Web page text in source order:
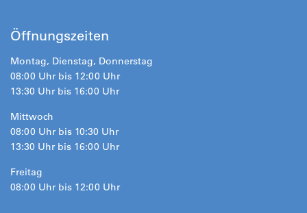
Öffnungszeiten
Montag, Dienstag, Donnerstag
08:00 Uhr bis 12:00 Uhr
13:30 Uhr bis 16:00 Uhr
Mittwoch
08:00 Uhr bis 10:30 Uhr
13:30 Uhr bis 16:00 Uhr
Freitag
08:00 Uhr bis 12:00 Uhr